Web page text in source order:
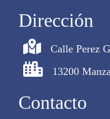
Dirección
Calle Perez
13200
Contacto